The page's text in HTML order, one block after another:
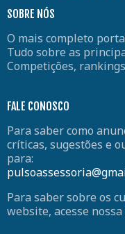
SOBRE NÓS
O mais completo
Tudo sobre as
Competições,
FALE CONOSCO
Para saber como
críticas, sugestões e
para:
Para saber sobre os
website, acesse nossa